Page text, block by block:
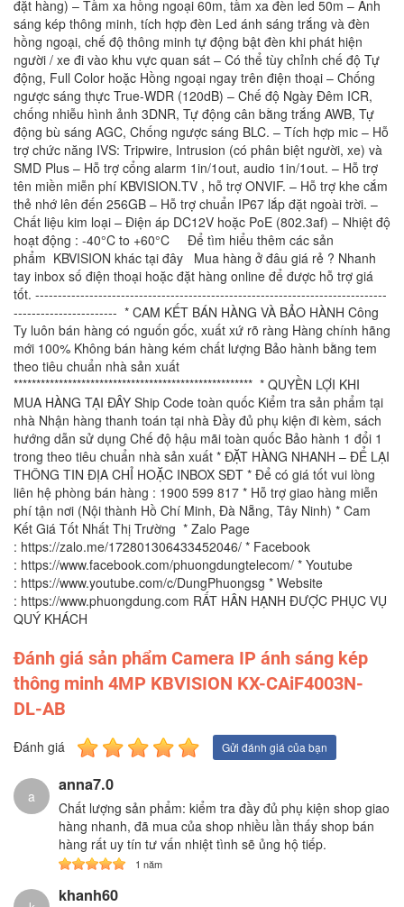
đặt hàng) – Tầm xa hồng ngoại 60m, tầm xa đèn led 50m – Ánh
sáng kép thông minh, tích hợp đèn Led ánh sáng trắng và đèn
hồng ngoại, chế độ thông minh tự động bật đèn khi phát hiện
người / xe đi vào khu vực quan sát – Có thể tùy chỉnh chế độ Tự
động, Full Color hoặc Hồng ngoại ngay trên điện thoại – Chống
ngược sáng thực True-WDR (120dB) – Chế độ Ngày Đêm ICR,
chống nhiễu hình ảnh 3DNR, Tự động cân bằng trắng AWB, Tự
động bù sáng AGC, Chống ngược sáng BLC. – Tích hợp mic – Hỗ
trợ chức năng IVS: Tripwire, Intrusion (có phân biệt người, xe) và
SMD Plus – Hỗ trợ cổng alarm 1in/1out, audio 1in/1out. – Hỗ trợ
tên miền miễn phí KBVISION.TV , hỗ trợ ONVIF. – Hỗ trợ khe cắm
thẻ nhớ lên đến 256GB – Hỗ trợ chuẩn IP67 lắp đặt ngoài trời. –
Chất liệu kim loại – Điện áp DC12V hoặc PoE (802.3af) – Nhiệt độ
hoạt động : -40°C to +60°C Để tìm hiểu thêm các sản
phẩm KBVISION khác tại đây Mua hàng ở đâu giá rẻ ? Nhanh
tay inbox số điện thoại hoặc đặt hàng online để được hỗ trợ giá
tốt. ------------------------------------------------------------------------------
----------------------- * CAM KẾT BÁN HÀNG VÀ BẢO HÀNH Công
Ty luôn bán hàng có nguốn gốc, xuất xứ rõ ràng Hàng chính hãng
mới 100% Không bán hàng kém chất lượng Bảo hành bằng tem
theo tiêu chuẩn nhà sản xuất
***************************************************** * QUYỀN LỢI KHI
MUA HÀNG TẠI ĐÂY Ship Code toàn quốc Kiểm tra sản phẩm tại
nhà Nhận hàng thanh toán tại nhà Đầy đủ phụ kiện đi kèm, sách
hướng dẫn sử dụng Chế độ hậu mãi toàn quốc Bảo hành 1 đổi 1
trong theo tiêu chuẩn nhà sản xuất * ĐẶT HÀNG NHANH – ĐỂ LẠI
THÔNG TIN ĐỊA CHỈ HOẶC INBOX SĐT * Để có giá tốt vui lòng
liên hệ phòng bán hàng : 1900 599 817 * Hỗ trợ giao hàng miễn
phí tận nơi (Nội thành Hồ Chí Minh, Đà Nẵng, Tây Ninh) * Cam
Kết Giá Tốt Nhất Thị Trường * Zalo Page
: https://zalo.me/172801306433452046/ * Facebook
: https://www.facebook.com/phuongdungtelecom/ * Youtube
: https://www.youtube.com/c/DungPhuongsg * Website
: https://www.phuongdung.com RẤT HÂN HẠNH ĐƯỢC PHỤC VỤ
QUÝ KHÁCH
Đánh giá sản phẩm Camera IP ánh sáng kép
thông minh 4MP KBVISION KX-CAiF4003N-
DL-AB
Đánh giá Gửi đánh giá của bạn
a
anna7.0
Chất lượng sản phẩm: kiểm tra đầy đủ phụ kiện shop giao
hàng nhanh, đã mua của shop nhiều lần thấy shop bán
hàng rất uy tín tư vấn nhiệt tình sẽ ủng hộ tiếp.
1 năm
khanh60